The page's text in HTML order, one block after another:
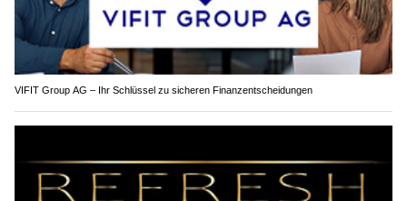
VIFIT Group AG – Ihr Schlüssel zu sicheren Finanzentscheidungen